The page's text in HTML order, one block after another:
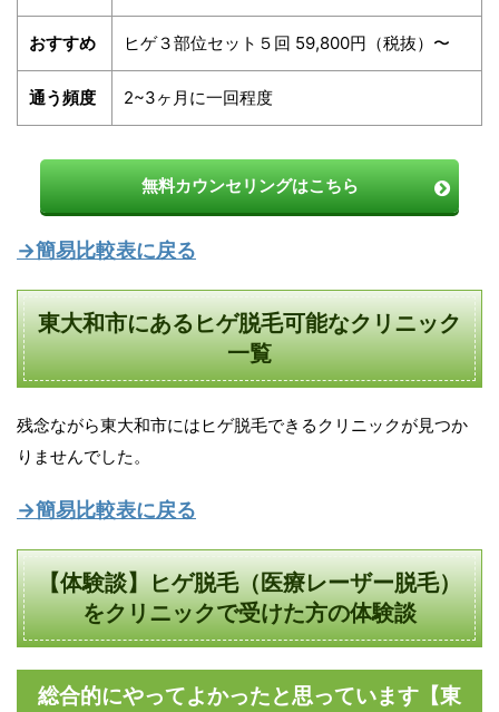
おすすめ ヒゲ３部位セット５回 59,800円（税抜）〜
通う頻度 2~3ヶ月に一回程度
無料カウンセリングはこちら
→簡易比較表に戻る
東大和市にあるヒゲ脱毛可能なクリニック
一覧
残念ながら東大和市にはヒゲ脱毛できるクリニックが見つか
りませんでした。
→簡易比較表に戻る
【体験談】ヒゲ脱毛（医療レーザー脱毛）
をクリニックで受けた方の体験談
総合的にやってよかったと思っています【東